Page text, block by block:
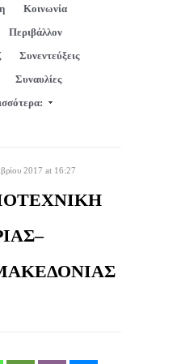
Κοινωνία
Περιβάλλον
Συνεντεύξεις
Συναυλίες
2017 at 16:27